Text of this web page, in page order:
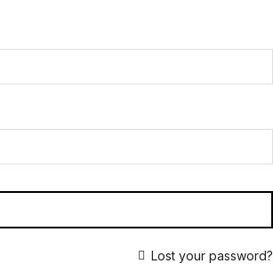
Lost your password?